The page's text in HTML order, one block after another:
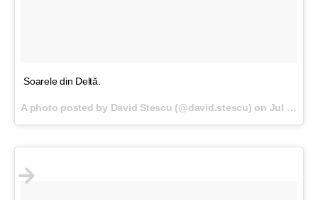
Soarele din Deltă.
A photo posted by David Stescu (@david.stescu) on Jul 24, 2016 at 9:48am PDT